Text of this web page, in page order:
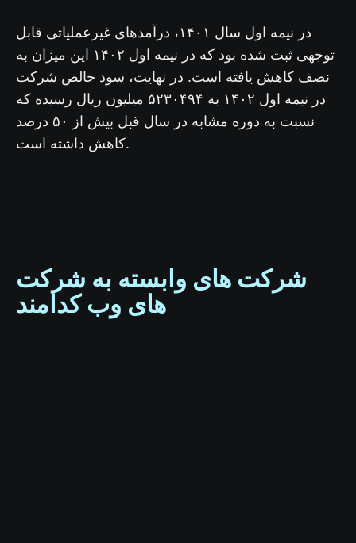
در نیمه اول سال ۱۴۰۱، درآمدهای غیرعملیاتی قابل
توجهی ثبت شده بود که در نیمه اول ۱۴۰۲ این میزان به
نصف کاهش یافته است. در نهایت، سود خالص شرکت
در نیمه اول ۱۴۰۲ به ۵۲۳۰۴۹۴ میلیون ریال رسیده که
نسبت به دوره مشابه در سال قبل بیش از ۵۰ درصد
کاهش داشته است.
شرکت های وابسته به شرکت
های وب کدامند